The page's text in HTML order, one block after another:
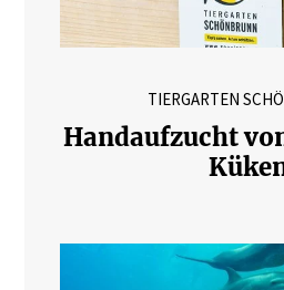
TIERGARTEN
Handaufzucht